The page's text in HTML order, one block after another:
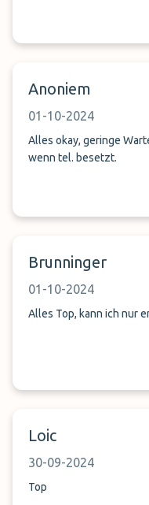
Anoniem
01-10-2024
Alles okay, geringe Wartezeit, Kontakt über WA
wenn tel. besetzt.
Brunninger
01-10-2024
Alles Top, kann ich nur
Loic
30-09-2024
Top